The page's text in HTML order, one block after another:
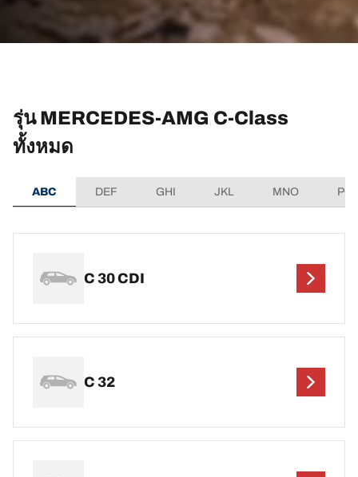
รุ่น MERCEDES-AMG C-Class
ทั้งหมด
ABC DEF GHI JKL MNO
C 30 CDI
C 32